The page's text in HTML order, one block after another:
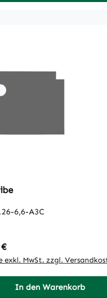
6,6-A3C
Preis:
exkl. MwSt. zzgl.
In den Warenkorb